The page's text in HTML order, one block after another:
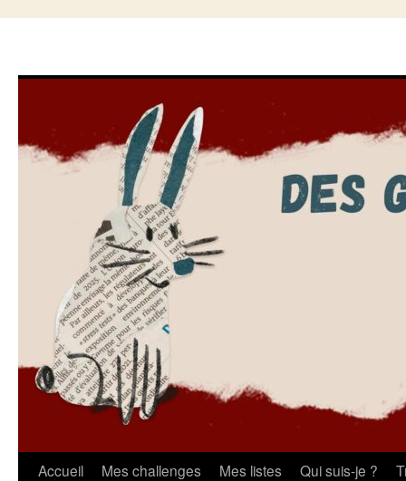
Aller
Accueil Mes challenges Mes listes Qui suis-je ?